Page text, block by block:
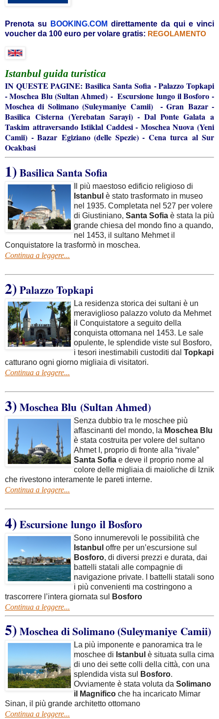
Prenota su BOOKING.COM direttamente da qui e vinci
voucher da 100 euro per volare gratis: REGOLAMENTO
Istanbul guida turistica
IN QUESTE PAGINE: Basilica Santa Sofia -Palazzo Topkapi
-Moschea Blu (Sultan Ahmed) -Escursione lungo il Bosforo -
Moschea di Solimano (Suleymaniye Camii)-Gran Bazar-
Basilica Cisterna (Yerebatan Sarayi) - Dal Ponte Galata a
Taskim attraversando Istiklal Caddesi - Moschea Nuova (Yeni
Camii) - Bazar Egiziano (delle Spezie)- Cena turca al Sur
Ocakbasi
1)Basilica Santa Sofia
Il più maestoso edificio religioso di
Istanbul è stato trasformato in museo
nel 1935. Completata nel 527 per volere
di Giustiniano, Santa Sofia è stata la più
grande chiesa del mondo fino a quando,
nel 1453, il sultano Mehmet il
Conquistatore la trasformò in moschea.
Continua a leggere...
2)Palazzo Topkapi
La residenza storica dei sultani è un
meraviglioso palazzo voluto da Mehmet
il Conquistatore a seguito della
conquista ottomana nel 1453. Le sale
opulente, le splendide viste sul Bosforo,
i tesori inestimabili custoditi dal Topkapi
catturano ogni giorno migliaia di visitatori.
Continua a leggere...
3)Moschea Blu (Sultan Ahmed)
Senza dubbio tra le moschee più
affascinanti del mondo, la Moschea Blu
è stata costruita per volere del sultano
Ahmet I, proprio di fronte alla “rivale”
Santa Sofia e deve il proprio nome al
colore delle migliaia di maioliche di Iznik
che rivestono interamente le pareti interne.
Continua a leggere...
4)Escursione lungo il Bosforo
Sono innumerevoli le possibilità che
Istanbul offre per un’escursione sul
Bosforo, di diversi prezzi e durata, dai
battelli statali alle compagnie di
navigazione private. I battelli statali sono
i più convenienti ma costringono a
trascorrere l’intera giornata sul
Bosforo
Continua a leggere...
5)Moschea di Solimano (Suleymaniye Camii)
La più imponente e panoramica tra le
moschee di Istanbul è situata sulla cima
di uno dei sette colli della città, con una
splendida vista sul
Bosforo.
Ovviamente è stata voluta da Solimano
il Magnifico che ha incaricato Mimar
Sinan, il più grande architetto ottomano
Continua a leggere...